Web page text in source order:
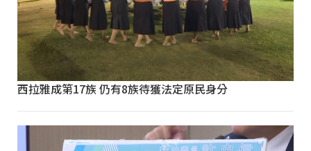
西拉雅成第17族 仍有8族待獲法定原民身分